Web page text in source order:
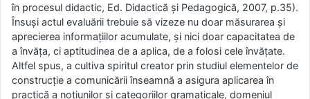
în procesul didactic, Ed. Didactică şi Pedagogică, 2007, p.35).
Însuși actul evaluării trebuie să vizeze nu doar măsurarea și
aprecierea informațiilor acumulate, și nici doar capacitatea de
a învăța, ci aptitudinea de a aplica, de a folosi cele învățate.
Altfel spus, a cultiva spiritul creator prin studiul elementelor de
construcție a comunicării înseamnă a asigura aplicarea în
practică a noțiunilor și categoriilor gramaticale, domeniul